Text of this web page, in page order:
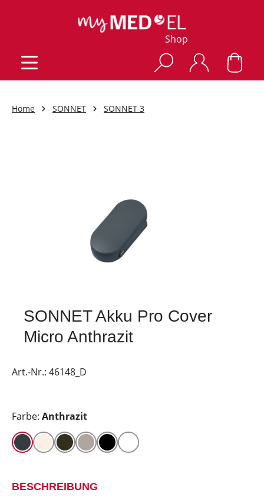
Shop
Home SONNET SONNET 3
SONNET Akku Pro Cover
Micro Anthrazit
Art.-Nr.: 46148_D
Farbe: Anthrazit
BESCHREIBUNG